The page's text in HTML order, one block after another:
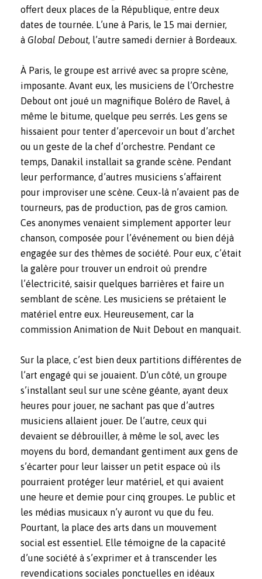
offert deux places de la République, entre deux
dates de tournée. L’une à Paris, le 15 mai dernier,
à Global Debout, l’autre samedi dernier à Bordeaux.
À Paris, le groupe est arrivé avec sa propre scène,
imposante. Avant eux, les musiciens de l’Orchestre
Debout ont joué un magnifique Boléro de Ravel, à
même le bitume, quelque peu serrés. Les gens se
hissaient pour tenter d’apercevoir un bout d’archet
ou un geste de la chef d’orchestre. Pendant ce
temps, Danakil installait sa grande scène. Pendant
leur performance, d’autres musiciens s’affairent
pour improviser une scène. Ceux-là n’avaient pas de
tourneurs, pas de production, pas de gros camion.
Ces anonymes venaient simplement apporter leur
chanson, composée pour l’événement ou bien déjà
engagée sur des thèmes de société. Pour eux, c’était
la galère pour trouver un endroit où prendre
l’électricité, saisir quelques barrières et faire un
semblant de scène. Les musiciens se prétaient le
matériel entre eux. Heureusement, car la
commission Animation de Nuit Debout en manquait.
Sur la place, c’est bien deux partitions différentes de
l’art engagé qui se jouaient. D’un côté, un groupe
s’installant seul sur une scène géante, ayant deux
heures pour jouer, ne sachant pas que d’autres
musiciens allaient jouer. De l’autre, ceux qui
devaient se débrouiller, à même le sol, avec les
moyens du bord, demandant gentiment aux gens de
s’écarter pour leur laisser un petit espace où ils
pourraient protéger leur matériel, et qui avaient
une heure et demie pour cinq groupes. Le public et
les médias musicaux n’y auront vu que du feu.
Pourtant, la place des arts dans un mouvement
social est essentiel. Elle témoigne de la capacité
d’une société à s’exprimer et à transcender les
revendications sociales ponctuelles en idéaux